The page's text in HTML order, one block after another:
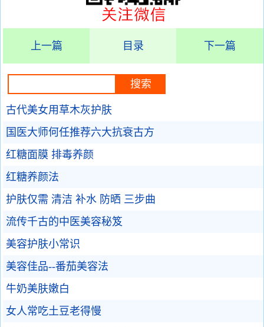
上一篇 目录 下一篇
古代美女用草木灰护肤
国医大师何任推荐六大抗衰古方
红糖面膜 排毒养颜
红糖养颜法
护肤仅需 清洁 补水 防晒 三步曲
流传千古的中医美容秘笈
美容护肤小常识
美容佳品--番茄美容法
牛奶美肤嫩白
女人常吃土豆老得慢